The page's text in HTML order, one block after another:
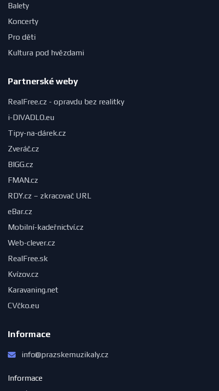
Balety
Koncerty
Pro děti
Kultura pod hvězdami
Partnerské weby
RealFree.cz - opravdu bez realitky
i-DIVADLO.eu
Tipy-na-dárek.cz
Zveráč.cz
BIGG.cz
FMAN.cz
RDY.cz – zkracovač URL
eBar.cz
Mobilní-kadeřnictví.cz
Web-clever.cz
RealFree.sk
Kvízov.cz
Karavaning.net
CVčko.eu
Informace
info@prazskemuzikaly.cz
Informace